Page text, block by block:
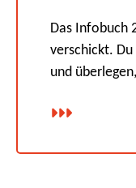
Das Infobuch
verschickt.
und